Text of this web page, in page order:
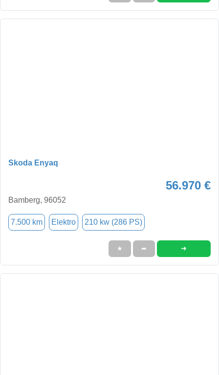
Skoda Enyaq
56.970 €
Bamberg, 96052
7.500 km Elektro 210 kw (286 PS)
★ ➦ ➜